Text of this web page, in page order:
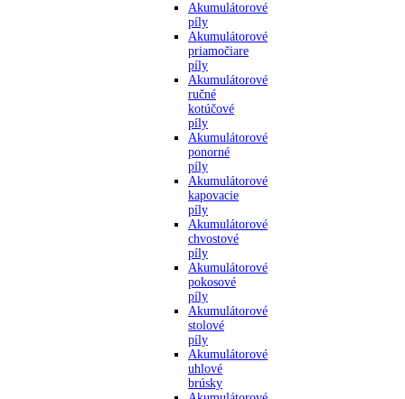
Akumulátorové
píly
Akumulátorové
priamočiare
píly
Akumulátorové
ručné
kotúčové
píly
Akumulátorové
ponorné
píly
Akumulátorové
kapovacie
píly
Akumulátorové
chvostové
píly
Akumulátorové
pokosové
píly
Akumulátorové
stolové
píly
Akumulátorové
uhlové
brúsky